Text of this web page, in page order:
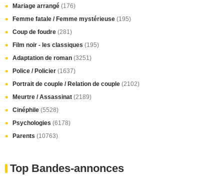
Mariage arrangé (176)
Femme fatale / Femme mystérieuse (195)
Coup de foudre (281)
Film noir - les classiques (195)
Adaptation de roman (3251)
Police / Policier (1637)
Portrait de couple / Relation de couple (2102)
Meurtre / Assassinat (2189)
Cinéphile (5528)
Psychologies (6178)
Parents (10763)
Top Bandes-annonces